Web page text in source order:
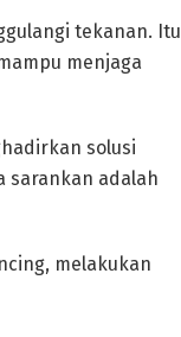
tekanan. Itu
menjaga
solusi
sarankan adalah
melakukan